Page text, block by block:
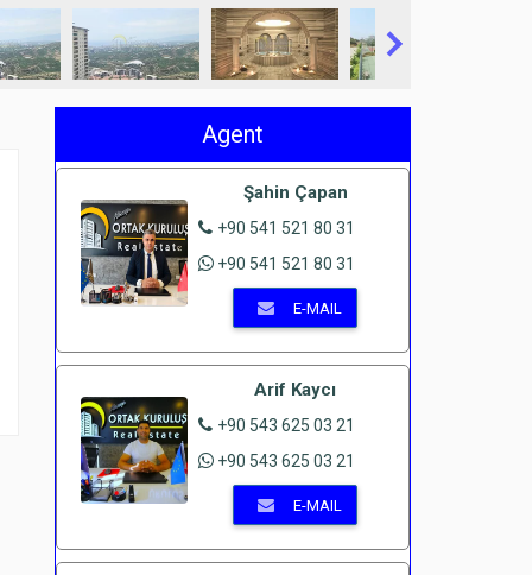
Agent
Şahin Çapan
+90 541 521 80 31
+90 541 521 80 31
E-MAIL
Arif Kaycı
+90 543 625 03 21
+90 543 625 03 21
E-MAIL